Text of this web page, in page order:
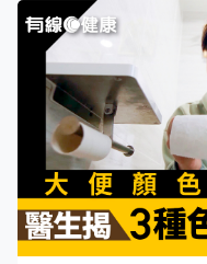
10歲僅高110cm 近日
10歲的小男孩，醫生
右，還以為男童只有5
骨齡發育比正常的小
護病房主治醫生霍玉
密度明顯比其他10歲
對疏鬆。 晚睡－褪黑
育較正常慢的原因，是
睡。霍醫生說：「現今
變得越來越晚睡。周而